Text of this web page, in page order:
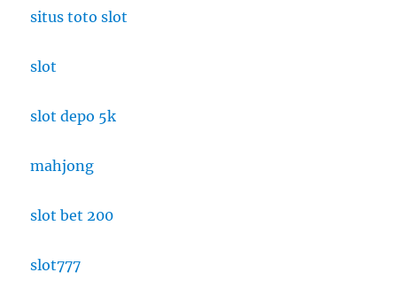
situs toto slot
slot
slot depo 5k
mahjong
slot bet 200
slot777